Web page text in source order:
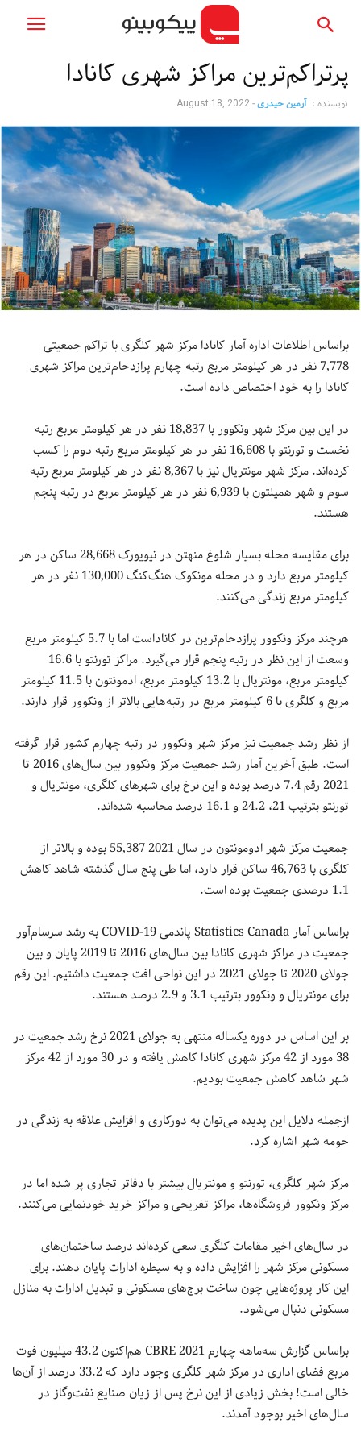
پرتراکم‌ترین مراکز شهری کانادا
نویسنده : آرمین حیدری-
August 18, 2022
براساس اطلاعات اداره آمار کانادا مرکز شهر کلگری با تراکم‌ جمعیتی
7,778 نفر در هر کیلومتر مربع رتبه چهارم پرازدحام‌ترین مراکز شهری
کانادا را به خود اختصاص داده است.
در این بین مرکز شهر ونکوور با 18,837 نفر در هر کیلومتر مربع رتبه
نخست و تورنتو با 16,608 نفر در هر کیلومتر مربع رتبه دوم را کسب
کرده‌اند. مرکز شهر مونتریال نیز با 8,367 نفر در هر کیلومتر مربع رتبه
سوم و شهر همیلتون با 6,939 نفر در هر کیلومتر مربع در رتبه پنجم
هستند.
برای مقایسه محله بسیار شلوغ منهتن در نیویورک 28,668 ساکن در هر
کیلومتر مربع دارد و در محله مونکوک هنگ‌کنگ 130,000 نفر در هر
کیلومتر مربع زندگی می‌کنند.
هرچند مرکز ونکوور پرازدحام‌ترین در کاناداست اما با 5.7 کیلومتر مربع
وسعت از این نظر در رتبه پنجم قرار می‌گیرد. مراکز تورنتو با 16.6
کیلومتر مربع، مونتریال با 13.2 کیلومتر مربع، ادمونتون با 11.5 کیلومتر
مربع و کلگری با 6 کیلومتر مربع در رتبه‌هایی بالاتر از ونکوور قرار دارند.
از نظر رشد جمعیت نیز مرکز شهر ونکوور در رتبه چهارم کشور قرار گرفته
است. طبق آخرین آمار رشد جمعیت مرکز ونکوور بین سال‌های 2016 تا
2021 رقم 7.4 درصد بوده و این نرخ برای شهرهای کلگری، مونتریال و
تورنتو بترتیب 21، 24.2 و 16.1 درصد محاسبه شده‌‎اند.
جمعیت مرکز شهر ادومونتون در سال 2021 55,387 بوده و بالاتر از
کلگری با 46,763 ساکن قرار دارد، اما طی پنج سال گذشته شاهد کاهش
1.1 درصدی جمعیت بوده است.
براساس آمار Statistics Canada پاندمی COVID-19 به رشد سرسام‌آور
جمعیت در مراکز شهری کانادا بین سال‌های 2016 تا 2019 پایان و بین
جولای 2020 تا جولای 2021 در این نواحی افت جمعیت داشتیم. این رقم
برای مونتریال و ونکوور بترتیب 3.1 و 2.9 درصد هستند.
بر این اساس در دوره یکساله منتهی به جولای 2021 نرخ رشد جمعیت در
38 مورد از 42 مرکز شهری کانادا کاهش یافته و در 30 مورد از 42 مرکز
شهر شاهد کاهش جمعیت بودیم.
ازجمله دلایل این پدیده می‌توان به دورکاری و افزایش علاقه به زندگی در
حومه شهر اشاره کرد.
مرکز شهر کلگری، تورنتو و مونتریال بیشتر با دفاتر تجاری پر شده اما در
مرکز ونکوور فروشگاه‌ها، مراکز تفریحی و مراکز خرید خودنمایی می‌کنند.
در سال‌های اخیر مقامات کلگری سعی کرده‌اند درصد ساختمان‌های
مسکونی مرکز شهر را افزایش داده و به سیطره ادارات پایان دهند. برای
این کار پروژه‌هایی چون ساخت برج‌های مسکونی و تبدیل ادارات به منازل
مسکونی دنبال می‌شود.
براساس گزارش سه‌ماهه چهارم 2021 CBRE هم‌اکنون 43.2 میلیون فوت
مربع فضای اداری در مرکز شهر کلگری وجود دارد که 33.2 درصد از آن‌ها
خالی است! بخش زیادی از این نرخ پس از زیان صنایع نفت‌وگاز در
سال‌های اخیر بوجود آمدند.